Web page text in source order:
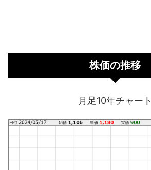
株価の推移
月足10年チャート